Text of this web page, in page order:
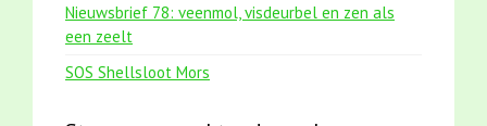
Nieuwsbrief 78: veenmol, visdeurbel en zen als
een zeelt
SOS Shellsloot Mors